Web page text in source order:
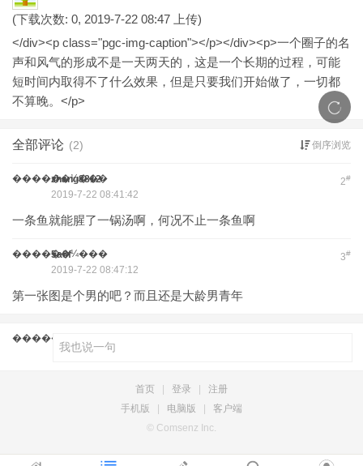
(下载次数: 0, 2019-7-22 08:47 上传)
</div><p class="pgc-img-caption"></p></div><p>一个圈子的名
声和风气的形成不是一天两天的，这是一个长期的过程，可能
短时间内取得不了什么效果，但是只要我们开始做了，一切都
不算晚。</p>
全部评论 (2) 倒序浏览
������¼��� 2#
zhang8812
2019-7-22 08:41:42
一条鱼就能腥了一锅汤啊，何况不止一条鱼啊
������¼��� 3#
5a8f
2019-7-22 08:47:12
第一张图是个男的吧？而且还是大龄男青年
������¼���
首页 登录
注册
手机版
电脑版
客户端
© Comsenz Inc.